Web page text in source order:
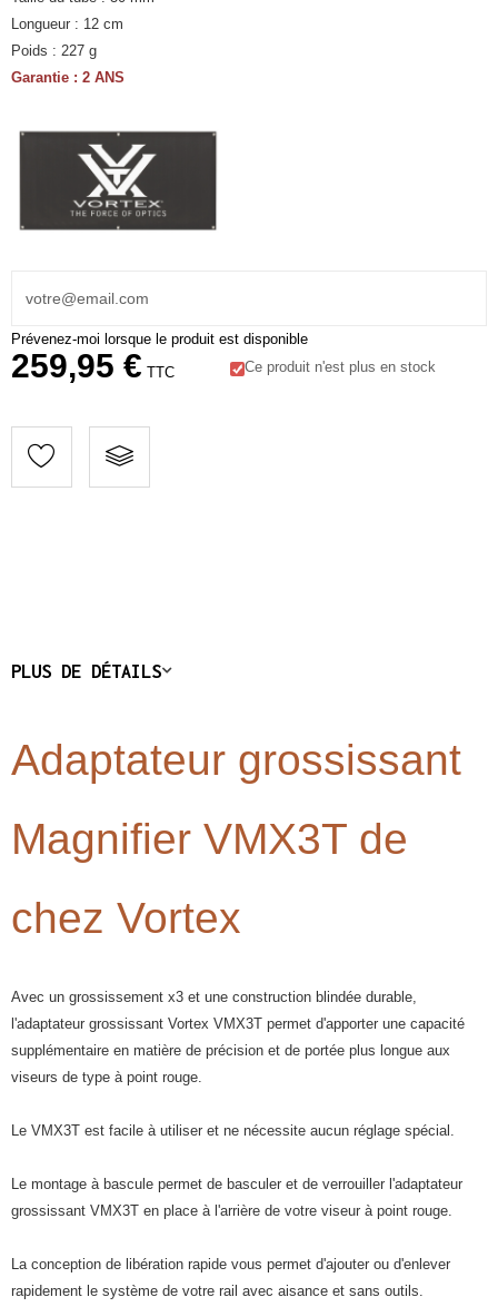
Longueur : 12 cm
Poids : 227 g
Garantie : 2 ANS
Prévenez-moi lorsque le produit est disponible
259,95 € TTC Ce produit n'est plus en stock
PLUS DE DÉTAILS
Adaptateur grossissant
Magnifier VMX3T de
chez Vortex
Avec un grossissement x3 et une construction blindée durable,
l'adaptateur grossissant Vortex VMX3T permet d'apporter une capacité
supplémentaire en matière de précision et de portée plus longue aux
viseurs de type à point rouge.
Le VMX3T est facile à utiliser et ne nécessite aucun réglage spécial.
Le montage à bascule permet de basculer et de verrouiller l'adaptateur
grossissant VMX3T en place à l'arrière de votre viseur à point rouge.
La conception de libération rapide vous permet d'ajouter ou d'enlever
rapidement le système de votre rail avec aisance et sans outils.